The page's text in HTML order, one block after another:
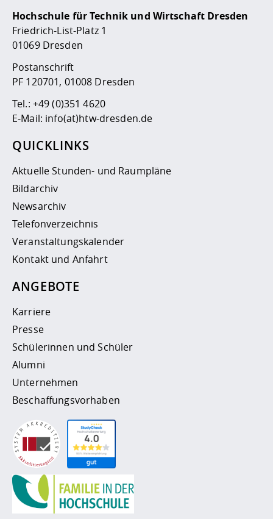
Hochschule für Technik und Wirtschaft Dresden
Friedrich-List-Platz 1
01069 Dresden
Postanschrift
PF 120701, 01008 Dresden
Tel.: +49 (0)351 4620
E-Mail: info(at)htw-dresden.de
QUICKLINKS
Aktuelle Stunden- und Raumpläne
Bildarchiv
Newsarchiv
Telefonverzeichnis
Veranstaltungskalender
Kontakt und Anfahrt
ANGEBOTE
Karriere
Presse
Schülerinnen und Schüler
Alumni
Unternehmen
Beschaffungsvorhaben